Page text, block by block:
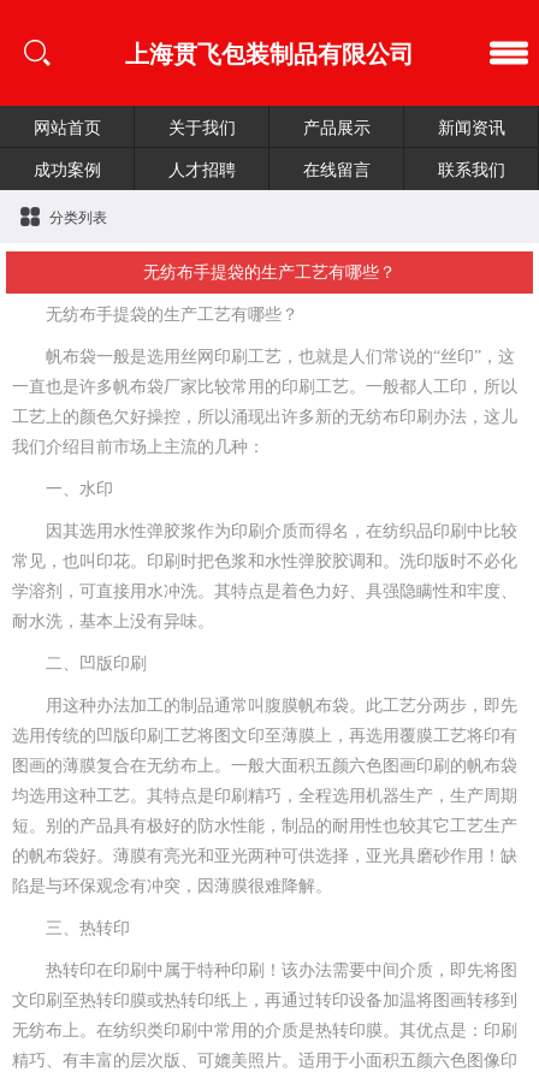
上海贯飞包装制品有限公司
网站首页 关于我们 产品展示
新闻资讯
成功案例
人才招聘 在线留言 联系我们
分类列表
无纺布手提袋的生产工艺有哪些？
无纺布手提袋的生产工艺有哪些？
帆布袋一般是选用丝网印刷工艺，也就是人们常说的“丝印”，这
一直也是许多帆布袋厂家比较常用的印刷工艺。一般都人工印，所以
工艺上的颜色欠好操控，所以涌现出许多新的无纺布印刷办法，这儿
我们介绍目前市场上主流的几种：
一、水印
因其选用水性弹胶浆作为印刷介质而得名，在纺织品印刷中比较
常见，也叫印花。印刷时把色浆和水性弹胶胶调和。洗印版时不必化
学溶剂，可直接用水冲洗。其特点是着色力好、具强隐瞒性和牢度、
耐水洗，基本上没有异味。
二、凹版印刷
用这种办法加工的制品通常叫腹膜帆布袋。此工艺分两步，即先
选用传统的凹版印刷工艺将图文印至薄膜上，再选用覆膜工艺将印有
图画的薄膜复合在无纺布上。一般大面积五颜六色图画印刷的帆布袋
均选用这种工艺。其特点是印刷精巧，全程选用机器生产，生产周期
短。别的产品具有极好的防水性能，制品的耐用性也较其它工艺生产
的帆布袋好。薄膜有亮光和亚光两种可供选择，亚光具磨砂作用！缺
陷是与环保观念有冲突，因薄膜很难降解。
三、热转印
热转印在印刷中属于特种印刷！该办法需要中间介质，即先将图
文印刷至热转印膜或热转印纸上，再通过转印设备加温将图画转移到
无纺布上。在纺织类印刷中常用的介质是热转印膜。其优点是：印刷
精巧、有丰富的层次版、可媲美照片。适用于小面积五颜六色图像印